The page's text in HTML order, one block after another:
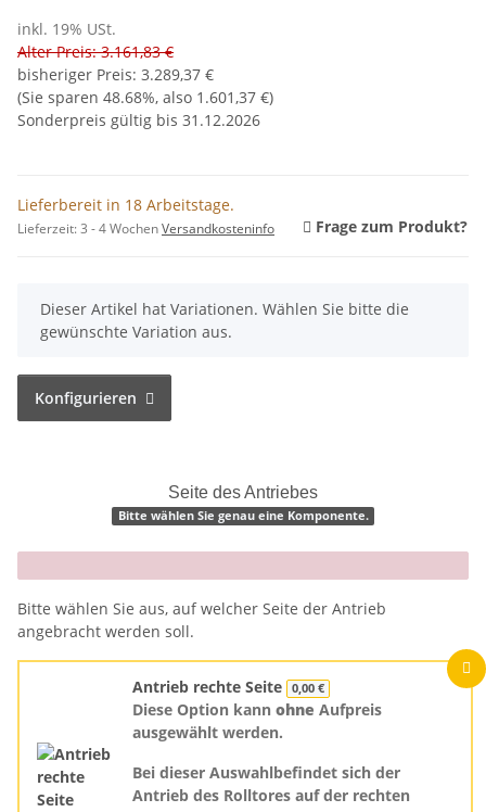
inkl. 19% USt.
Alter Preis: 3.161,83 €
bisheriger Preis: 3.289,37 €
(Sie sparen 48.68%, also 1.601,37 €)
Sonderpreis gültig bis 31.12.2026
Lieferbereit in 18 Arbeitstage.
Lieferzeit:3 - 4 WochenVersandkosteninfo Frage zum Produkt?
x
Dieser Artikel hat Variationen. Wählen Sie bitte die
gewünschte Variation aus.
Konfigurieren
Seite des Antriebes
Bitte wählen Sie genau eine Komponente.
x
Bitte wählen Sie aus, auf welcher Seite der Antrieb
angebracht werden soll.
Antrieb rechte Seite 0,00 €
Diese Option kann ohne Aufpreis
ausgewählt werden.
Bei dieser Auswahlbefindet sich der
Antrieb des Rolltores auf der rechten